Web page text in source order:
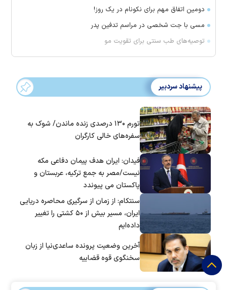
دومین اتفاق مهم برای نکونام در یک روز!
مسی با جت شخصی در مراسم تدفین پدر
توصیه‌های طب سنتی برای تقویت مو
پیشنهاد سردبیر
تورم ۱۳۰ درصدی زنده ماندن/ شوک به
سفره‌های خالی کارگران
فیدان: ایران هدف پیمان دفاعی مکه
نیست/مصر به جمع ترکیه، عربستان و
پاکستان می پیوندد
سنتکام: از زمان از سرگیری محاصره دریایی
ایران، مسیر بیش از ۵۰ کشتی را تغییر
داده‌ایم
آخرین وضعیت پرونده ساعدی‌نیا از زبان
سخنگوی قوه قضاییه